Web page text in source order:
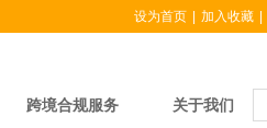
跨境合规服务 关于我们
设为首页 加入收藏